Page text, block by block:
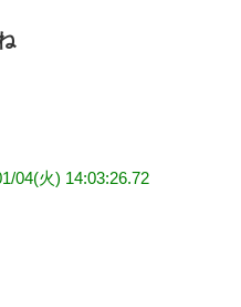
04(火) 14:03:26.72